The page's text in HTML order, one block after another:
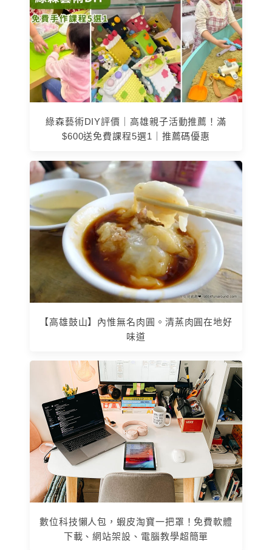
綠森藝術DIY評價｜高雄親子活動推薦！滿
$600送免費課程5選1｜推薦碼優惠
【高雄鼓山】內惟無名肉圓。清蒸肉圓在地好
味道
數位科技懶人包，蝦皮淘寶一把罩！免費軟體
下載、網站架設、電腦教學超簡單